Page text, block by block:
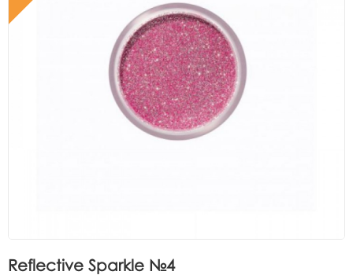
Reflective Sparkle №4